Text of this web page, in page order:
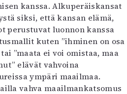
kanssa. Alkuperäiskansat
siksi, että kansan elämä,
perustuvat luonnon kanssa
kuten ”ihminen on osa
”maata ei voi omistaa, maa
elävät vahvoina
ympäri maailmaa.
vahva maailmankatsomus